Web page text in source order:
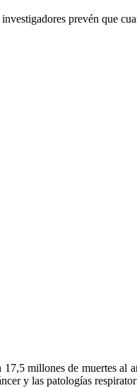
prevén que
millones de muertes
y las patologías